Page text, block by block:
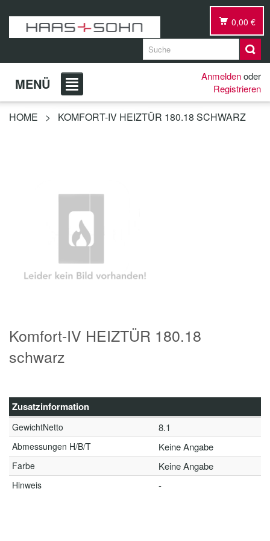
0,00 €
MENÜ Anmeldenoder
Registrieren
HOME > KOMFORT-IV HEIZTÜR 180.18 SCHWARZ
Komfort-IV HEIZTÜR 180.18
schwarz
Zusatzinformation
GewichtNetto 8.1
Abmessungen H/B/T Keine Angabe
Farbe Keine Angabe
Hinweis -